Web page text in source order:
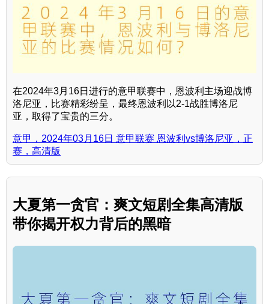
在2024年3月16日进行的意甲联赛中，恩波利主场迎战博
洛尼亚，比赛精彩纷呈，最终恩波利以2-1战胜博洛尼
亚，取得了宝贵的三分。
意甲，2024年03月16日 意甲联赛 恩波利vs博洛尼亚，正
赛，高清版
大夏第一贪官：爽文短剧全集高清版
带你揭开权力背后的黑暗